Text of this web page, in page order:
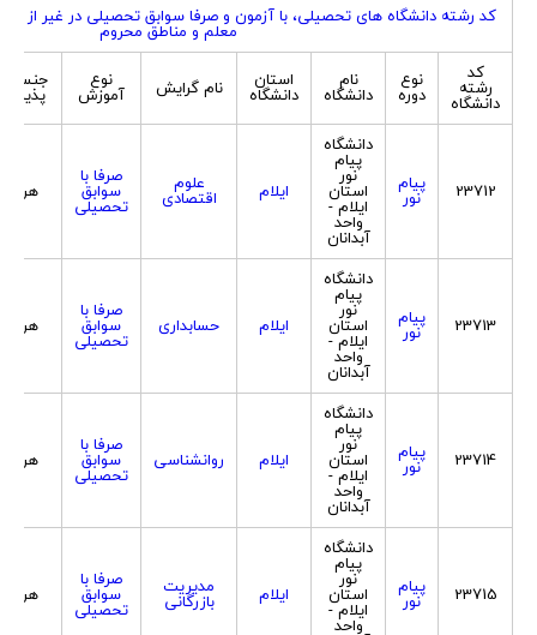
کد رشته دانشگاه های تحصیلی، با آزمون و صرفا سوابق تحصیلی در غیر از
معلم و مناطق محروم
کد
رشته
دانشگاه
نوع
دوره
نام
دانشگاه
استان
دانشگاه نام گرایش نوع
آموزش پذیرش
23712 پیام
نور
دانشگاه
پیام
نور
استان
ایلام -
واحد
آبدانان
ایلام علوم
اقتصادی
صرفا با
سوابق
تحصیلی
هردو
23713 پیام
نور
دانشگاه
پیام
نور
استان
ایلام -
واحد
آبدانان
ایلام حسابداری
صرفا با
سوابق
تحصیلی
هردو
23714 پیام
نور
دانشگاه
پیام
نور
استان
ایلام -
واحد
آبدانان
ایلام روانشناسی
صرفا با
سوابق
تحصیلی
هردو
23715 پیام
نور
دانشگاه
پیام
نور
استان
ایلام -
واحد
ایلام مدیریت
بازرگانی
صرفا با
سوابق
تحصیلی
هردو